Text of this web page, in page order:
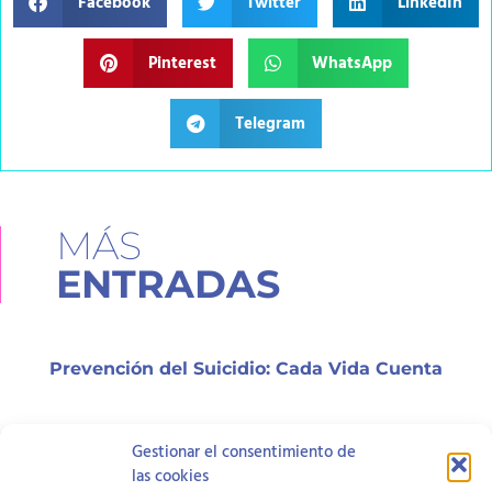
Gestionar el consentimiento de
las cookies
Pinterest WhatsApp
Telegram
MÁS
ENTRADAS
Prevención del Suicidio: Cada Vida Cuenta
¿Qué es el test HTP y cómo funciona?